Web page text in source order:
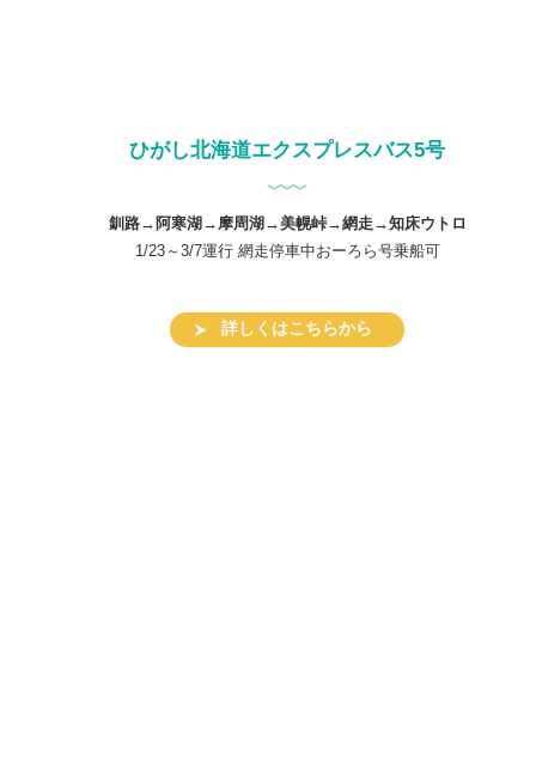
ひがし北海道エクスプレスバス5号
釧路→阿寒湖→摩周湖→美幌峠→網走→知床ウトロ
1/23～3/7運行 網走停車中おーろら号乗船可
詳しくはこちらから